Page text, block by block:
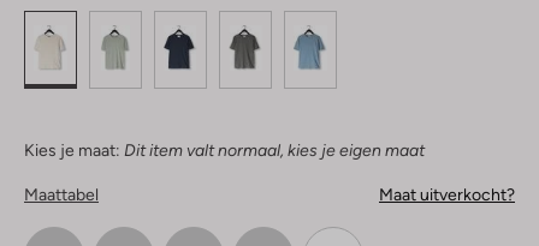
Kies je maat: Dit item valt normaal, kies je eigen maat
Maattabel Maat uitverkocht?